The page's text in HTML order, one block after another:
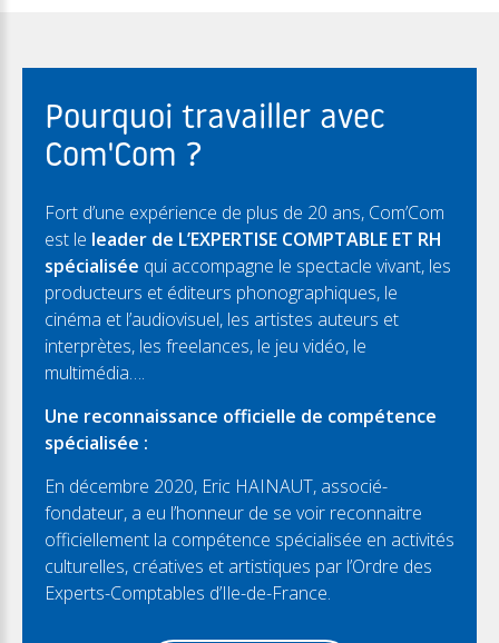
Pourquoi travailler avec
Com'Com ?
Fort d’une expérience de plus de 20 ans, Com’Com
est le leader de L’EXPERTISE COMPTABLE ET RH
spécialisée qui accompagne le spectacle vivant, les
producteurs et éditeurs phonographiques, le
cinéma et l’audiovisuel, les artistes auteurs et
interprètes, les freelances, le jeu vidéo, le
multimédia….
Une reconnaissance officielle de compétence
spécialisée :
En décembre 2020, Eric HAINAUT, associé-
fondateur, a eu l’honneur de se voir reconnaitre
officiellement la compétence spécialisée en activités
culturelles, créatives et artistiques par l’Ordre des
Experts-Comptables d’Ile-de-France.